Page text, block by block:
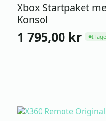
Xbox Startpaket
Konsol
1 795,00 kr ●I